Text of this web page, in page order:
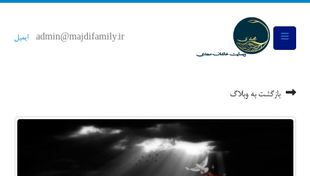
admin@majdifamily.ir ایمیل
بازگشت به وبلاگ